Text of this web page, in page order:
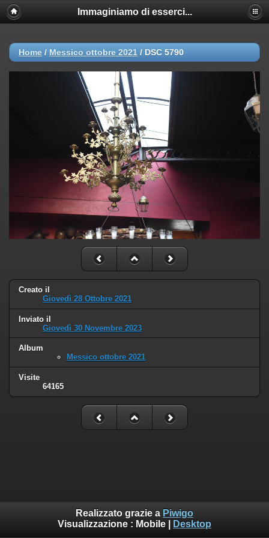
Immaginiamo di esserci...
Home / Messico ottobre 2021 / DSC 5790
Creato il
Giovedì 28 Ottobre 2021
Inviato il
Giovedì 30 Novembre 2023
Album
Messico ottobre 2021
Visite
64165
Realizzato grazie a Piwigo
Visualizzazione : Mobile Desktop